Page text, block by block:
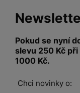
Pokud se nyní
slevu 250 Kč
1000 Kč.
Chci novinky o: